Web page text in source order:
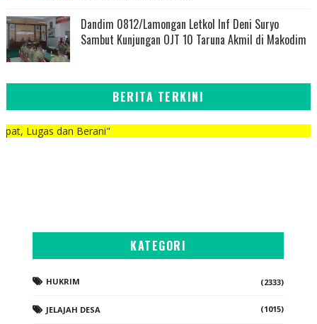
Dandim 0812/Lamongan Letkol Inf Deni Suryo
Sambut Kunjungan OJT 10 Taruna Akmil di Makodim
BERITA TERKINI
dan Berani"
KATEGORI
HUKRIM (2333)
JELAJAH DESA (1015)